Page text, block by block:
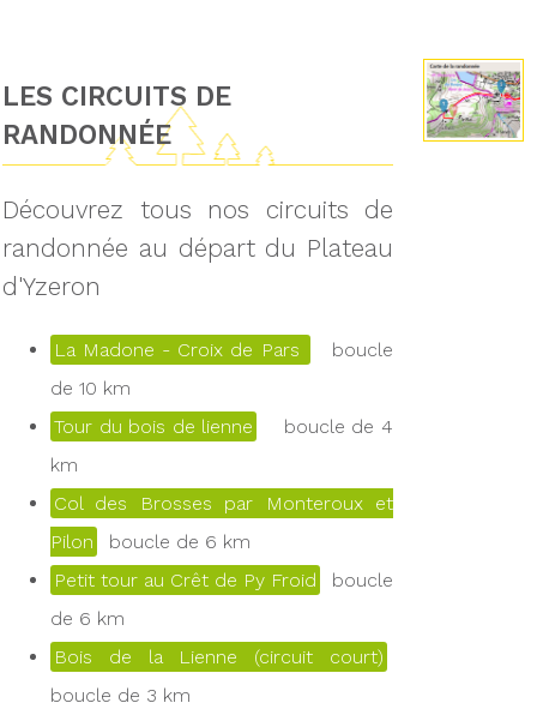
LES CIRCUITS DE
RANDONNÉE
Découvrez tous nos circuits de
randonnée au départ du Plateau
d'Yzeron
La Madone - Croix de Pars
boucle
de 10 km
Tour du bois de lienne
boucle de 4
km
Col des Brosses par Monteroux et
Pilon
boucle de 6 km
Petit tour au Crêt de Py Froid
boucle
de 6 km
Bois de la Lienne (circuit court)
boucle de 3 km